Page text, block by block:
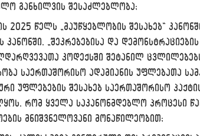
განხილვის შესაძლებლობა;
2025 წელს „მაუწყებლობის შესახებ“
კანონში, „შეკრებებისა და
კოდექსში შეტანილ
საერთაშორისო ადამიანის უფლებათა
უფლებების შესახებ საერთაშორისო
რომ ყველა საკანონმდებლო პროცესი
მნიშვნელოვანი მონაწილეობით;